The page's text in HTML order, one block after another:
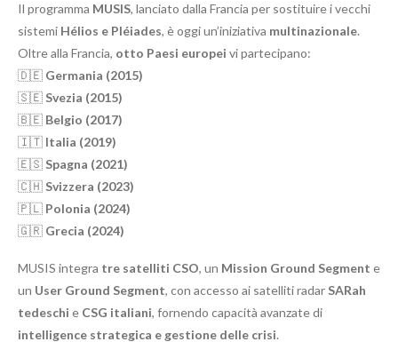
Il programma MUSIS, lanciato dalla Francia per sostituire i vecchi
sistemi Hélios e Pléiades, è oggi un’iniziativa multinazionale.
Oltre alla Francia, otto Paesi europei vi partecipano:
🇩🇪 Germania (2015)
🇸🇪 Svezia (2015)
🇧🇪 Belgio (2017)
🇮🇹 Italia (2019)
🇪🇸 Spagna (2021)
🇨🇭 Svizzera (2023)
🇵🇱 Polonia (2024)
🇬🇷 Grecia (2024)
MUSIS integra tre satelliti CSO, un Mission Ground Segment e
un User Ground Segment, con accesso ai satelliti radar SARah
tedeschi e CSG italiani, fornendo capacità avanzate di
intelligence strategica e gestione delle crisi.